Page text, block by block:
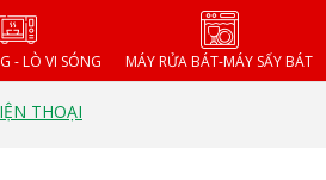
- LÒ VI SÓNG MÁY RỬA BÁT-MÁY SẤY BÁT
THOẠI